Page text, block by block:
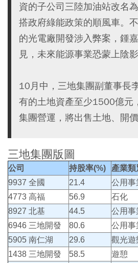
資的子公司三陸加油站改名
搭政府綠能政策的順風車。
的光電廠開發涉入弊案，鍾
見，未來能源事業恐蒙上陰影
10月中，三地集團副董事長
有的土地資產至少1500億元
集團營運，將出售土地、開
三地集團版圖
公司 持股率(%) 產業類
9937 全國
21.4 公用事
4773 高福
56.9 石化
8927 北基
44.5 公用事
6946 三地開發
80.6 公用事
5905 南仁湖
29.6 觀光遊
1438 三地開發
58.5 遊憩